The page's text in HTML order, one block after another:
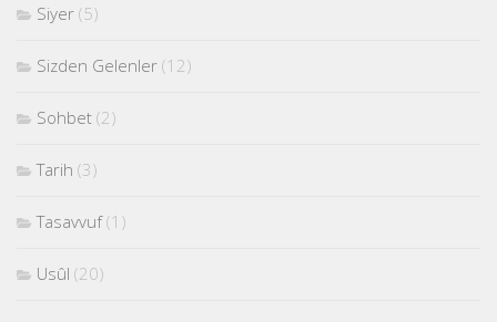
Siyer (5)
Sizden Gelenler (12)
Sohbet (2)
Tarih (3)
Tasavvuf(1)
Usûl (20)